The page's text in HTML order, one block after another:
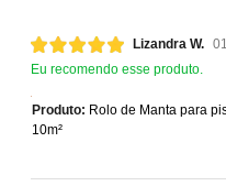
Lizandra W.
Eu recomendo esse produto.
Produto: Rolo de Manta para
10m²